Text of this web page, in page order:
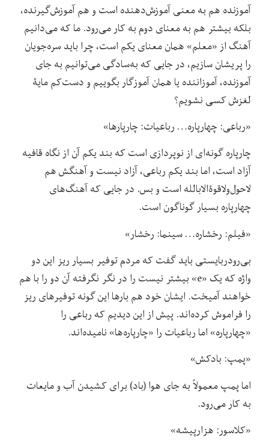
آموزنده هم به معنی آموزش‌دهنده است و هم آموزش‌گیرنده،
بلکه بیشتر هم به معنای دوم به کار می‌رود. ما که می‌دانیم
آهنگ از «معلم» همان معنای یکم است، چرا باید سره‌جویان
را پریشان سازیم، در جایی که به‌سادگی می‌توانیم به جای
آموزنده، آموزاننده یا همان آموزگار بگوییم و دست‌کم مایۀ
لغزش کسی نشویم؟
«رباعی: چهارپاره… رباعیات: چارپارها»
چارپاره گونه‌ای از نوپردازی است که بند یکم آن از نگاه قافیه
آزاد است، اما بند یکم رباعی، آزاد نیست و آهنگش هم
لاحول‌ولا‌قوۀ‌الابالله است و بس. در جایی که آهنگ‌‌های
چهارپاره بسیار گوناگون است.
«فیلم: رخشاره… سینما: رخشار»
بی‌رودربایستی باید گفت که مردم توفیر بسیار ریز این دو
واژه که یک «e» بیشتر نیست را در نگر نگرفته آن دو را با هم
خواهند آمیخت. ایشان خود هم بارها این گونه توفیرهای ریز
را فراموش کرده‌اند. پیش از این دیدیم که رباعی را
«چهارپاره» اما رباعیات را «چارپاره‌ها» نامیده‌اند.
«پمپ: بادکش»
اما پمپ معمولاً به جای هوا (باد) برای کشیدن آب و مایعات
به کار می‌رود.
«کلاسور: هزارپیشه»